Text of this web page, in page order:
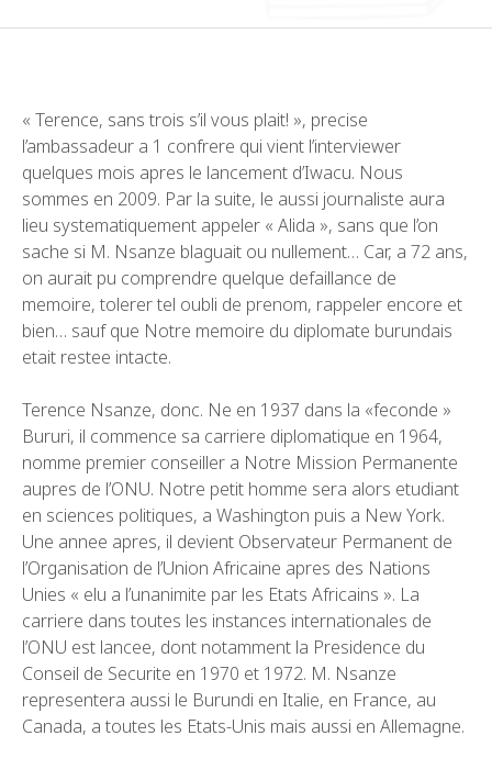
« Terence, sans trois s’il vous plait! », precise
l’ambassadeur a 1 confrere qui vient l’interviewer
quelques mois apres le lancement d’Iwacu. Nous
sommes en 2009. Par la suite, le aussi journaliste aura
lieu systematiquement appeler « Alida », sans que l’on
sache si M. Nsanze blaguait ou nullement… Car, a 72 ans,
on aurait pu comprendre quelque defaillance de
memoire, tolerer tel oubli de prenom, rappeler encore et
bien… sauf que Notre memoire du diplomate burundais
etait restee intacte.
Terence Nsanze, donc. Ne en 1937 dans la «feconde »
Bururi, il commence sa carriere diplomatique en 1964,
nomme premier conseiller a Notre Mission Permanente
aupres de l’ONU. Notre petit homme sera alors etudiant
en sciences politiques, a Washington puis a New York.
Une annee apres, il devient Observateur Permanent de
l’Organisation de l’Union Africaine apres des Nations
Unies « elu a l’unanimite par les Etats Africains ». La
carriere dans toutes les instances internationales de
l’ONU est lancee, dont notamment la Presidence du
Conseil de Securite en 1970 et 1972. M. Nsanze
representera aussi le Burundi en Italie, en France, au
Canada, a toutes les Etats-Unis mais aussi en Allemagne.